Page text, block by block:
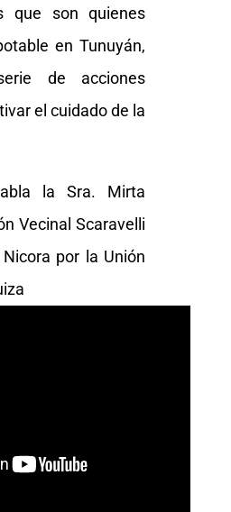
que son quienes
en Tunuyán,
de acciones
el cuidado de la
la Sra. Mirta
Vecinal Scaravelli
por la Unión